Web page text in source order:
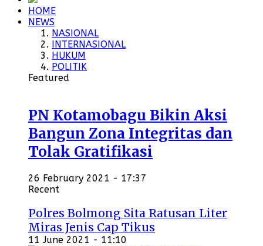
HOME
NEWS
NASIONAL
INTERNASIONAL
HUKUM
POLITIK
Featured
PN Kotamobagu Bikin Aksi
Bangun Zona Integritas dan
Tolak Gratifikasi
26 February 2021 - 17:37
Recent
Polres Bolmong Sita Ratusan Liter
Miras Jenis Cap Tikus
11 June 2021 - 11:10